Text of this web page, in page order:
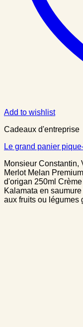
Add to wishlist
Cadeaux d'entreprise
Le grand panier
Monsieur Constantin,
Merlot Melan
d'origan 250ml
Kalamata en
aux fruits ou légumes